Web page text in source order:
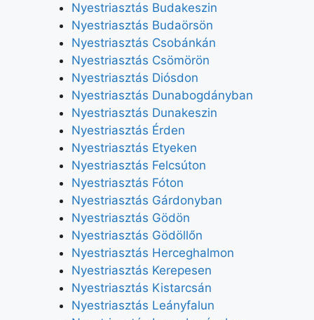
Nyestriasztás Budakeszin
Nyestriasztás Budaörsön
Nyestriasztás Csobánkán
Nyestriasztás Csömörön
Nyestriasztás Diósdon
Nyestriasztás Dunabogdányban
Nyestriasztás Dunakeszin
Nyestriasztás Érden
Nyestriasztás Etyeken
Nyestriasztás Felcsúton
Nyestriasztás Fóton
Nyestriasztás Gárdonyban
Nyestriasztás Gödön
Nyestriasztás Gödöllőn
Nyestriasztás Herceghalmon
Nyestriasztás Kerepesen
Nyestriasztás Kistarcsán
Nyestriasztás Leányfalun